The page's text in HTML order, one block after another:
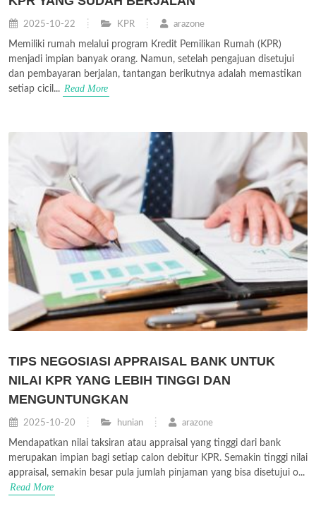
2025-10-22 KPR arazone
Memiliki rumah melalui program Kredit Pemilikan Rumah (KPR)
menjadi impian banyak orang. Namun, setelah pengajuan disetujui
dan pembayaran berjalan, tantangan berikutnya adalah memastikan
setiap cicil... Read More
TIPS NEGOSIASI APPRAISAL BANK UNTUK
NILAI KPR YANG LEBIH TINGGI DAN
MENGUNTUNGKAN
2025-10-20 hunian arazone
Mendapatkan nilai taksiran atau appraisal yang tinggi dari bank
merupakan impian bagi setiap calon debitur KPR. Semakin tinggi nilai
appraisal, semakin besar pula jumlah pinjaman yang bisa disetujui o...
Read More